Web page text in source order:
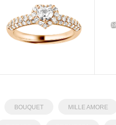
BOUQUET MILLE AMORE